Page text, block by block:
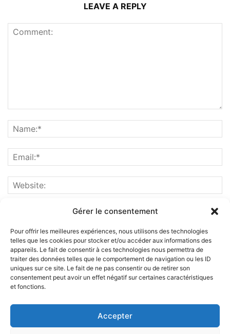
Gérer le consentement
Pour offrir les meilleures expériences, nous utilisons des technologies
telles que les cookies pour stocker et/ou accéder aux informations des
appareils. Le fait de consentir à ces technologies nous permettra de
traiter des données telles que le comportement de navigation ou les ID
uniques sur ce site. Le fait de ne pas consentir ou de retirer son
consentement peut avoir un effet négatif sur certaines caractéristiques
et fonctions.
Accepter
LEAVE A REPLY
ABOUT US